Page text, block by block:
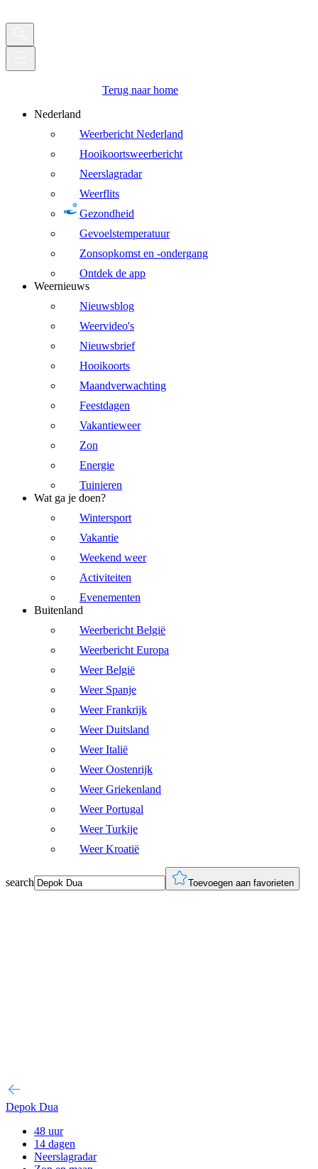
Terug naar home
Nederland
Weerbericht Nederland
Hooikoortsweerbericht
Neerslagradar
Weerflits
Gezondheid
Gevoelstemperatuur
Zonsopkomst en -ondergang
Ontdek de app
Weernieuws
Nieuwsblog
Weervideo's
Nieuwsbrief
Hooikoorts
Maandverwachting
Feestdagen
Vakantieweer
Zon
Energie
Tuinieren
Wat ga je doen?
Wintersport
Vakantie
Weekend weer
Activiteiten
Evenementen
Buitenland
Weerbericht België
Weerbericht Europa
Weer België
Weer Spanje
Weer Frankrijk
Weer Duitsland
Weer Italië
Weer Oostenrijk
Weer Griekenland
Weer Portugal
Weer Turkije
Weer Kroatië
search Toevoegen aan favorieten
Depok Dua
48 uur
14 dagen
Neerslagradar